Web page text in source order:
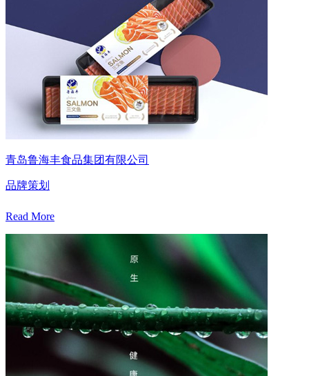
青岛鲁海丰食品集团有限公司
品牌策划
Read More